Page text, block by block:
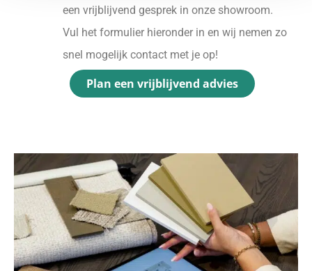
een vrijblijvend gesprek in onze showroom.
Vul het formulier hieronder in en wij nemen zo
snel mogelijk contact met je op!
Plan een vrijblijvend advies